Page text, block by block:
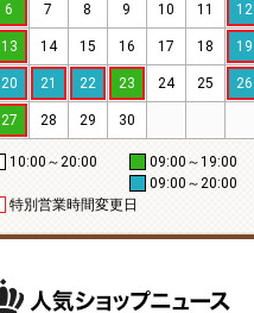
6 7 8 9 10 11 12
13 14 15 16 17 18 19
20 21 22 23 24 25 26
27 28 29 30
10:00～20:00
09:00～19:00
09:00～20:00
特別営業時間変更日